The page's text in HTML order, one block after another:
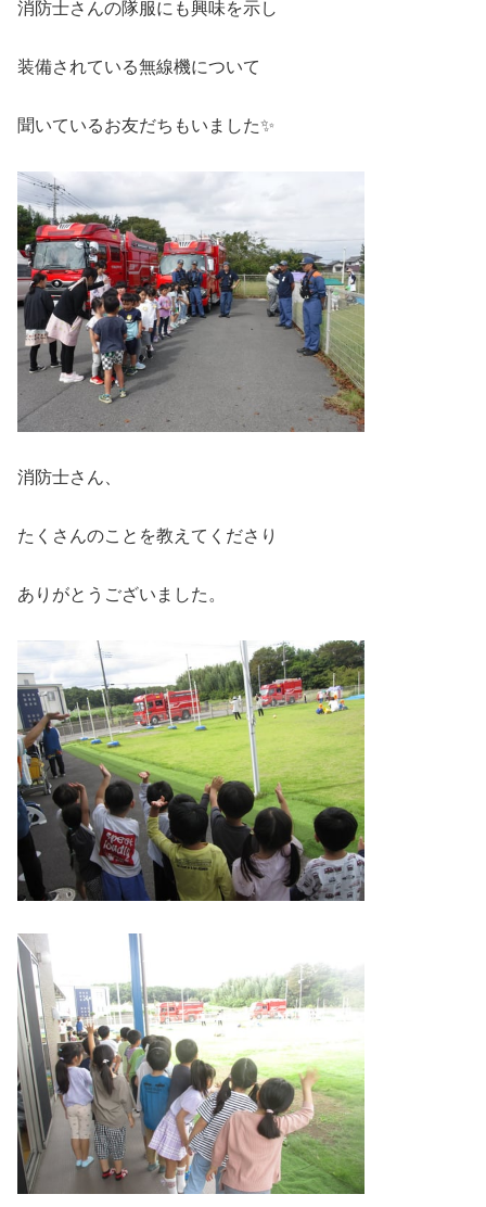
消防士さんの隊服にも興味を示し
装備されている無線機について
聞いているお友だちもいました✨
消防士さん、
たくさんのことを教えてくださり
ありがとうございました。